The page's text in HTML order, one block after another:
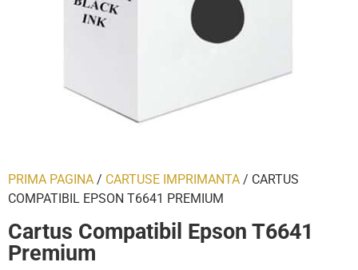
PRIMA PAGINA / CARTUSE IMPRIMANTA / CARTUS
COMPATIBIL EPSON T6641 PREMIUM
Cartus Compatibil Epson T6641
Premium